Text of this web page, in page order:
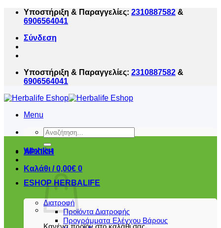
ΜετάβασηΥποστήριξη & Παραγγελίες: 2310887582 &
6906564041
Σύνδεση
Υποστήριξη & Παραγγελίες: 2310887582 &
6906564041
Menu
Αναζήτηση
για:
Wishlist
Καλάθι /0,00€ 0
ΑΡΧΙΚΗ
ESHOP HERBALIFE
Διατροφή
Προϊόντα Διατροφής
Προγράμματα Ελέγχου Βάρους